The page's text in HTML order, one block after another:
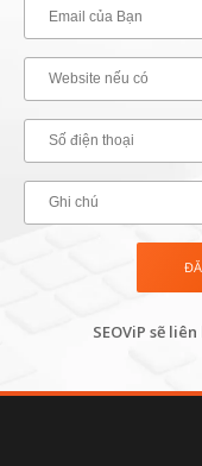
SEOViP sẽ